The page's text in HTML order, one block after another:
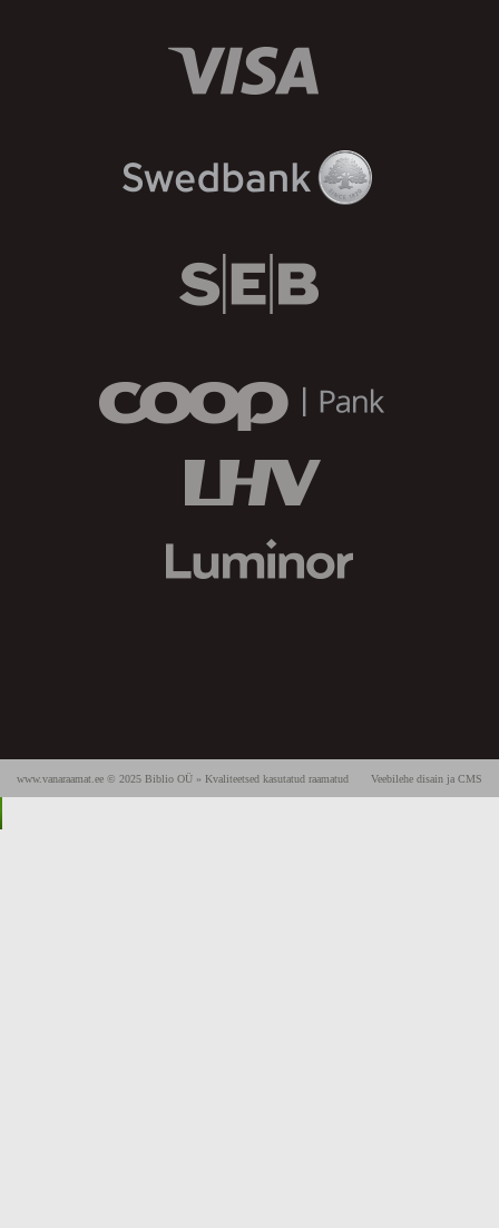
Veebilehe disain ja CMS
www.vanaraamat.ee © 2025 Biblio OÜ » Kvaliteetsed kasutatud raamatud